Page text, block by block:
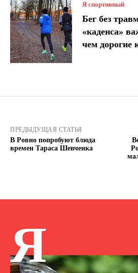
Я спортивный
Бег без
«каденса»
чем дорогие
ПРЕДЫДУЩАЯ СТАТЬЯ
В Ровно попробуют блюда
времен Тараса Шевченка
Я